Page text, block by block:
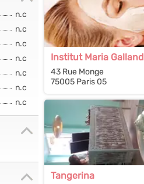
n.c
n.c
n.c
n.c
n.c
n.c
n.c
Institut Maria Galland
43 Rue Monge
75005 Paris 05
Tangerina